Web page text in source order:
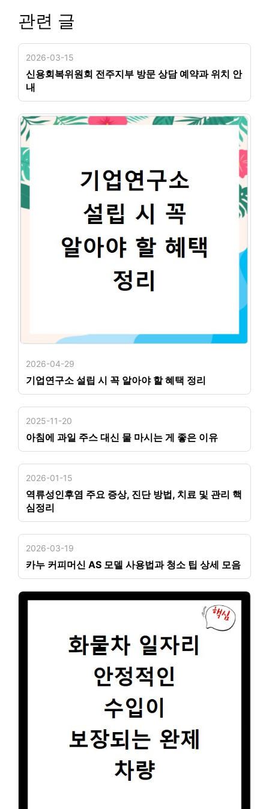
관련 글
2026-03-15
신용회복위원회 전주지부 방문 상담 예약과 위치 안
내
2026-04-29
기업연구소 설립 시 꼭 알아야 할 혜택 정리
2025-11-20
아침에 과일 주스 대신 물 마시는 게 좋은 이유
2026-01-15
역류성인후염 주요 증상, 진단 방법, 치료 및 관리 핵
심정리
2026-03-19
카누 커피머신 AS 모델 사용법과 청소 팁 상세 모음